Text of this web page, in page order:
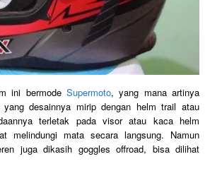
ini bermode Supermoto, yang mana artinya
desainnya mirip dengan helm trail atau
terletak pada visor atau kaca helm
melindungi mata secara langsung. Namun
juga dikasih goggles offroad, bisa dilihat